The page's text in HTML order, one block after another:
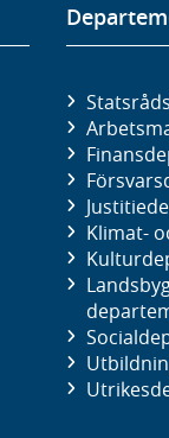
Klimat-